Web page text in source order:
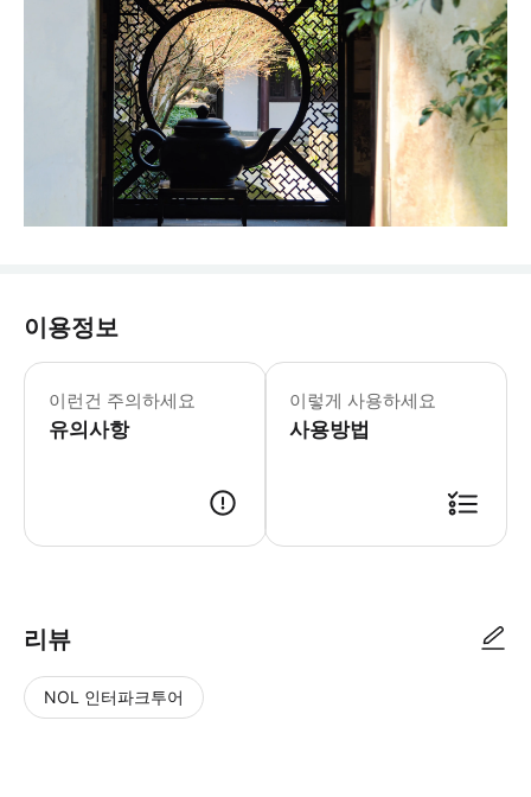
이용정보
이런건 주의하세요
유의사항
- 차량 정보 * 5인승 차량 * 경제형: 轩
이렇게 사용하세요
사용방법
리뷰
NOL 인터파크투어